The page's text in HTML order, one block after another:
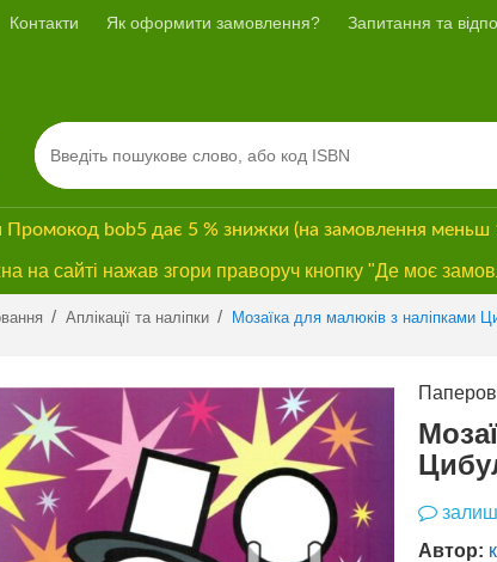
Контакти Як оформити замовлення? Запитання та
Промокод bob5 дає 5 % знижки (на замовлення меньш
на сайті нажав згори праворуч кнопку "Де моє
/ Аплікації та наліпки / Мозаїка для малюків з наліпками
Previous
Next
Автор: